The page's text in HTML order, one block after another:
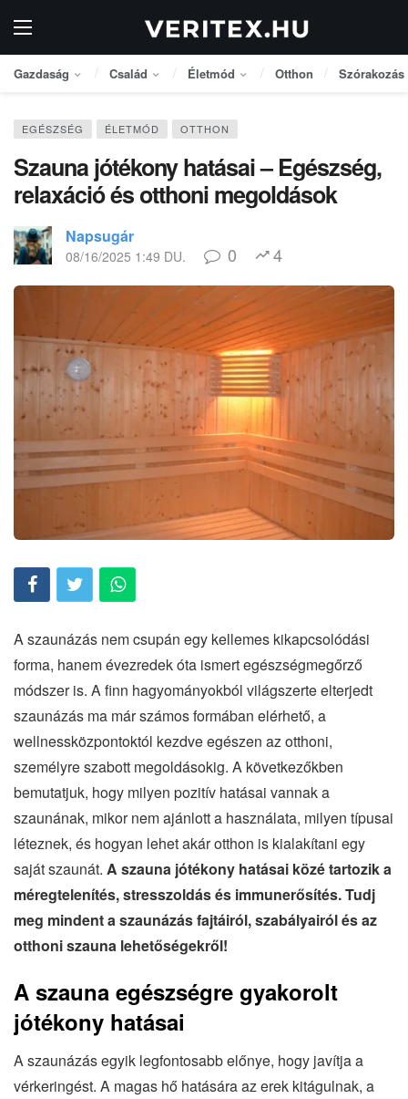
Gazdaság Család Életmód Otthon Szórakozás
EGÉSZSÉG ÉLETMÓD OTTHON
Szauna jótékony hatásai – Egészség,
relaxáció és otthoni megoldások
Napsugár
08/16/2025 1:49 DU. 0 4
A szaunázás nem csupán egy kellemes kikapcsolódási
forma, hanem évezredek óta ismert egészségmegőrző
módszer is. A finn hagyományokból világszerte elterjedt
szaunázás ma már számos formában elérhető, a
wellnessközpontoktól kezdve egészen az otthoni,
személyre szabott megoldásokig. A következőkben
bemutatjuk, hogy milyen pozitív hatásai vannak a
szaunának, mikor nem ajánlott a használata, milyen típusai
léteznek, és hogyan lehet akár otthon is kialakítani egy
saját szaunát. A szauna jótékony hatásai közé tartozik a
méregtelenítés, stresszoldás és immunerősítés. Tudj
meg mindent a szaunázás fajtáiról, szabályairól és az
otthoni szauna lehetőségekről!
A szauna egészségre gyakorolt
jótékony hatásai
A szaunázás egyik legfontosabb előnye, hogy javítja a
vérkeringést. A magas hő hatására az erek kitágulnak, a